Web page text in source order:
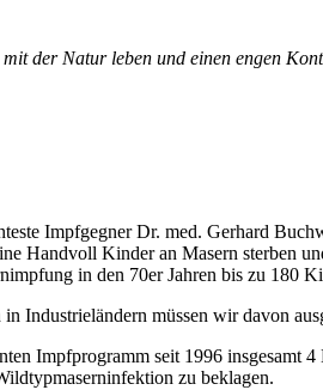
der Natur leben und einen engen
Impfgegner Dr. med. Gerhard
Handvoll Kinder an Masern sterben
in den 70er Jahren bis zu 180
Industrieländern müssen wir davon
Impfprogramm seit 1996 insgesamt
zu beklagen.